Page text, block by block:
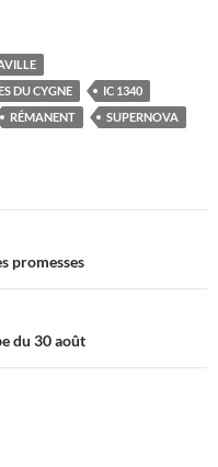
DU CYGNE
IC 1340
RÉMANENT
SUPERNOVA
promesses
du 30 août